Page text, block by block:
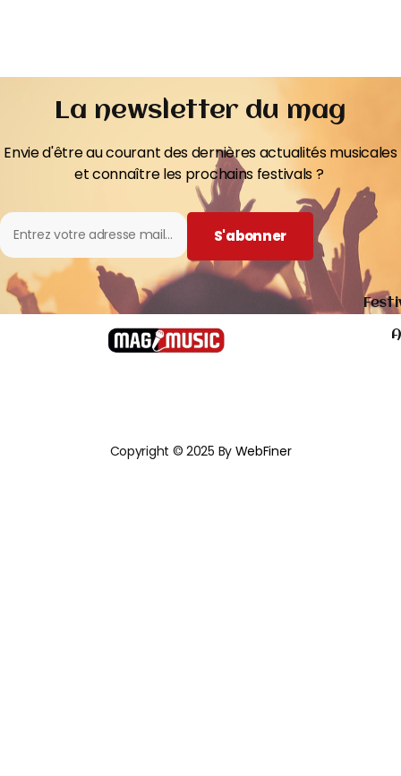
La newsletter du mag
Envie d'être au courant des dernières actualités musicales
et connaître les prochains festivals ?
S'abonner
Copyright © 2025 By WebFiner